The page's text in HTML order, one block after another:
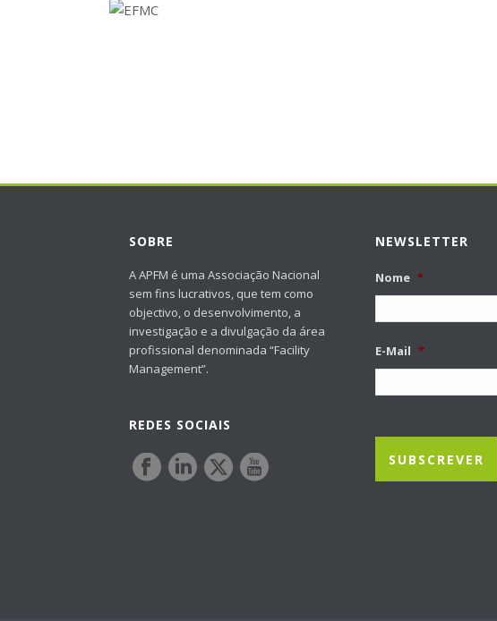
SOBRE
A APFM é uma Associação Nacional
sem fins lucrativos, que tem como
objectivo, o desenvolvimento, a
investigação e a divulgação da área
profissional denominada “Facility
Management”.
REDES SOCIAIS
NEWSLETTER
Nome *
E-Mail *